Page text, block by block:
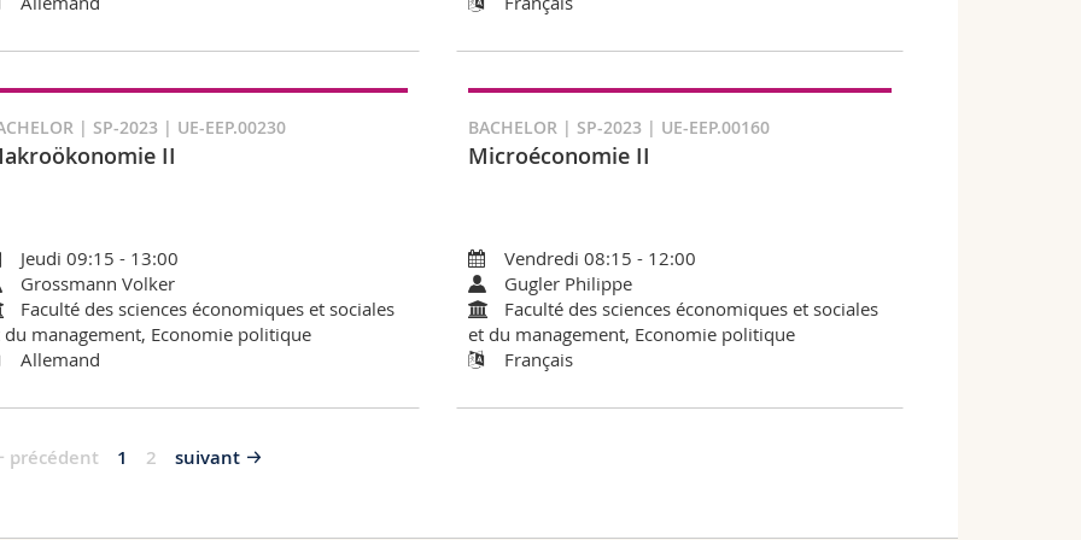
| SP-2023 | UE-EEP.00230
II
Jeudi 09:15 - 13:00
Grossmann Volker
Faculté des sciences économiques et sociales
du management, Economie politique
Allemand
BACHELOR | SP-2023 | UE-EEP.00160
Microéconomie II
Vendredi 08:15 - 12:00
Gugler Philippe
Faculté des sciences économiques et sociales
et du management, Economie politique
Français
précédent 1 2 suivant